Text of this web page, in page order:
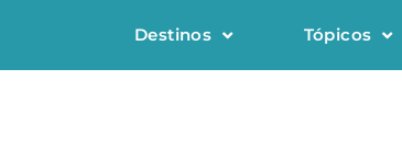
Destinos Tópicos